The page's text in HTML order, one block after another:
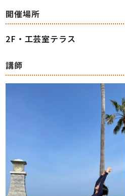
開催場所
2F・工芸室テラス
講師